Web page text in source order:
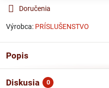
Doručenia
Výrobca: PRÍSLUŠENSTVO
Popis
Diskusia 0